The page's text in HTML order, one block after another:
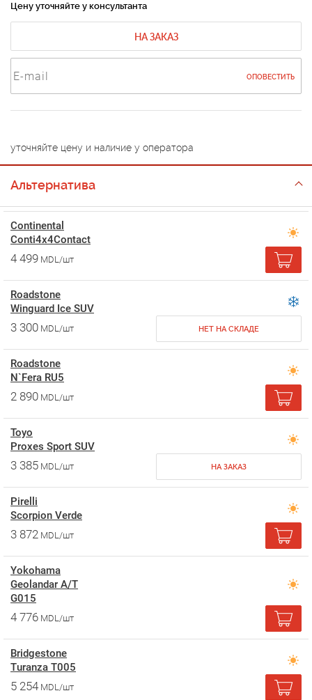
Цену уточняйте у консультанта
НА ЗАКАЗ
ОПОВЕСТИТЬ
уточняйте цену и наличие у оператора
Альтернатива
Continental
Conti4x4Contact
4 499 MDL/шт
Roadstone
Winguard Ice SUV
3 300 MDL/шт НЕТ НА СКЛАДЕ
Roadstone
N`Fera RU5
2 890 MDL/шт
Toyo
Proxes Sport SUV
3 385 MDL/шт НА ЗАКАЗ
Pirelli
Scorpion Verde
3 872 MDL/шт
Yokohama
Geolandar A/T
G015
4 776 MDL/шт
Bridgestone
Turanza T005
5 254 MDL/шт